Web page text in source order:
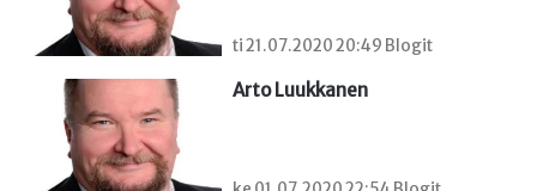
ti 21.07.2020 20:49 Blogit
Arto Luukkanen